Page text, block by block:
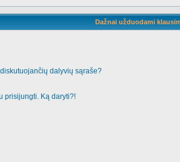
Dažnai užduodami
dalyvių sąraše?
prisijungti. Ką daryti?!